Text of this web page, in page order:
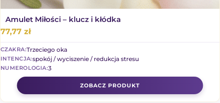
Amulet Miłości – klucz i kłódka
77,77 zł
CZAKRA:Trzeciego oka
INTENCJA:spokój / wyciszenie / redukcja stresu
NUMEROLOGIA:3